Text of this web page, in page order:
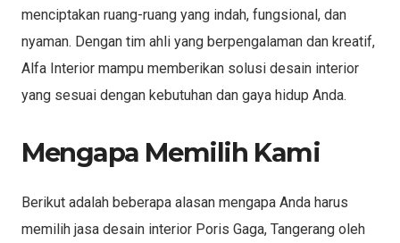
menciptakan ruang-ruang yang indah, fungsional, dan
nyaman. Dengan tim ahli yang berpengalaman dan kreatif,
Alfa Interior mampu memberikan solusi desain interior
yang sesuai dengan kebutuhan dan gaya hidup Anda.
Mengapa Memilih Kami
Berikut adalah beberapa alasan mengapa Anda harus
memilih jasa desain interior Poris Gaga, Tangerang oleh